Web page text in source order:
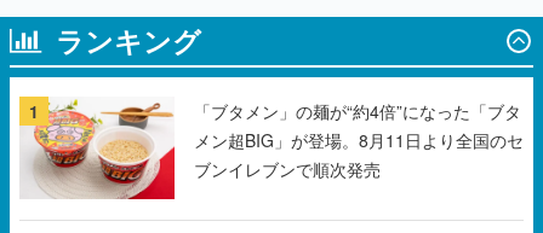
1
「ブタメン」の麺が“約4倍”になった「ブタ
メン超BIG」が登場。8月11日より全国のセ
ブンイレブンで順次発売
2
『ファイアーエムブレム 万紫千紅』“真の
た時代から5年後、彼らが「この世に存在